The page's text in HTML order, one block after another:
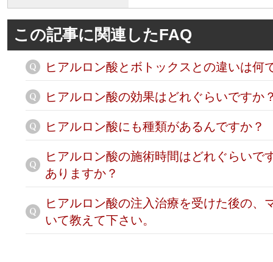
この記事に関連したFAQ
ヒアルロン酸とボトックスとの違いは何
ヒアルロン酸の効果はどれぐらいですか
ヒアルロン酸にも種類があるんですか？
ヒアルロン酸の施術時間はどれぐらいで
ありますか？
ヒアルロン酸の注入治療を受けた後の、
いて教えて下さい。